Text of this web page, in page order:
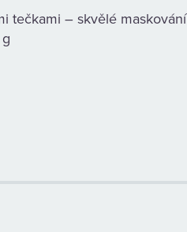
tečkami – skvělé maskování